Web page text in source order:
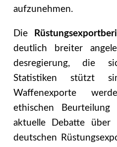
aufzunehmen.
Die
deutlich breiter
desregierung, die
Statistiken stützt
Waffenexpor­te
ethischen
aktuelle Debatte über
deutschen